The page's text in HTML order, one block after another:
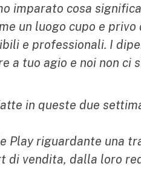
imparato cosa
un luogo cupo e
e professionali. I
a tuo agio e noi non ci
in queste due
Play riguardante una
di vendita, dalla loro